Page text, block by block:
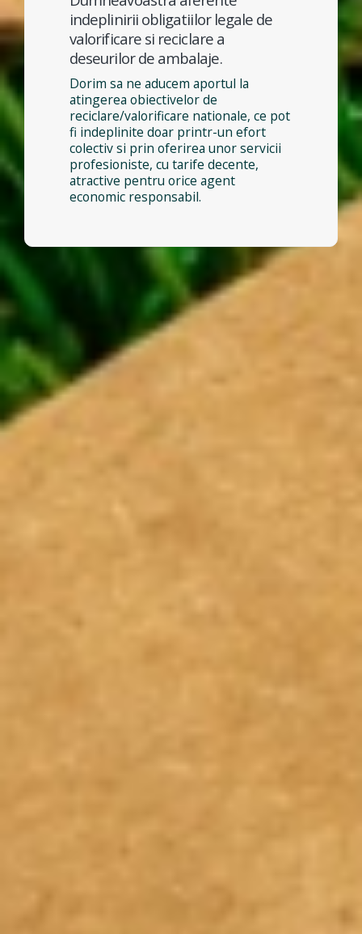
indeplinirii obligatiilor legale de
valorificare si reciclare a
deseurilor de ambalaje.
Dorim sa ne aducem aportul la
atingerea obiectivelor de
reciclare/valorificare nationale, ce pot
fi indeplinite doar printr-un efort
colectiv si prin oferirea unor servicii
profesioniste, cu tarife decente,
atractive pentru orice agent
economic responsabil.